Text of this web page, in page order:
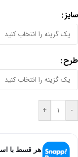
سایز
طرح
-
+
هر قسط با